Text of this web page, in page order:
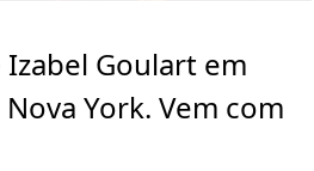
Izabel Goulart em
York. Vem com